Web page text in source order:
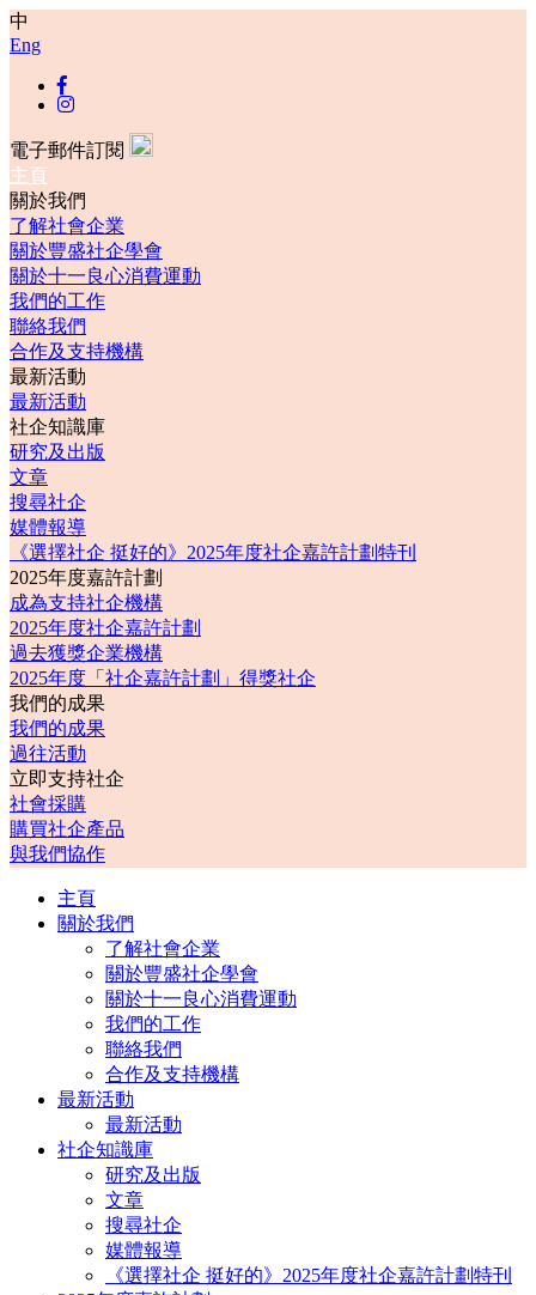
中
Eng
電子郵件訂閱
主頁
關於我們
了解社會企業
關於豐盛社企學會
關於十一良心消費運動
我們的工作
聯絡我們
合作及支持機構
最新活動
最新活動
社企知識庫
研究及出版
文章
搜尋社企
媒體報導
《選擇社企 挺好的》2025年度社企嘉許計劃特刊
2025年度嘉許計劃
成為支持社企機構
2025年度社企嘉許計劃
過去獲獎企業機構
2025年度「社企嘉許計劃」得獎社企
我們的成果
我們的成果
過往活動
立即支持社企
社會採購
購買社企產品
與我們協作
主頁
關於我們
了解社會企業
關於豐盛社企學會
關於十一良心消費運動
我們的工作
聯絡我們
合作及支持機構
最新活動
最新活動
社企知識庫
研究及出版
文章
搜尋社企
媒體報導
《選擇社企 挺好的》2025年度社企嘉許計劃特刊